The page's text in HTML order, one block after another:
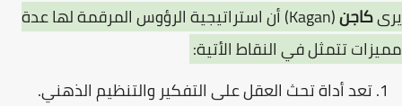
يرىكاجن
(Kagan) أن استراتيجية الرؤوس المرقمة لها عدة
مميزات تتمثل في النقاط الأتية:
تعد أداة تحث العقل على التفكير والتنظيم الذهني.